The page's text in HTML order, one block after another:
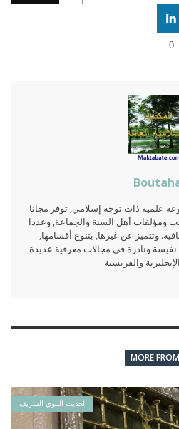
0
علمية ذات توجه إسلامي, توفر مجانا
ومؤلفات أهل السنة والجماعة, وعددا
وتتميز عن غيرها, بتنوع أقسامها,
ونادرة في مجالات معرفية عديدة
والفرنسية
MORE
الحديث النبوي الشريف